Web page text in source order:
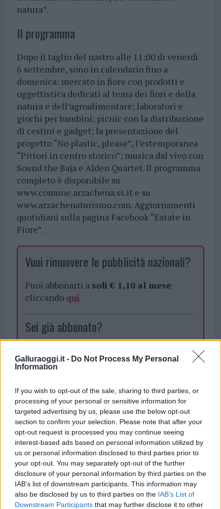
Galluraoggi.it - Do Not Process My Personal
Information
If you wish to opt-out of the sale, sharing to third parties, or
processing of your personal or sensitive information for
targeted advertising by us, please use the below opt-out
section to confirm your selection. Please note that after your
opt-out request is processed you may continue seeing
interest-based ads based on personal information utilized by
us or personal information disclosed to third parties prior to
your opt-out. You may separately opt-out of the further
disclosure of your personal information by third parties on the
IAB’s list of downstream participants. This information may
also be disclosed by us to third parties on the IAB’s List of
Downstream Participants that may further disclose it to other
natura”.
Il programma
Dopo il taglio del nastro alle 11:00 di venerdì
6 settembre, sono in calendario fino a
domenica: mercato in fiore con prodotti e
oggettistica dedicati al tema dei fiori e della
natura e dell’agroalimentare; laboratori e
giochi per bambini; picnic con la distribuzione
di cestini e gadget; la presentazione del
progetto “No plastic, please”, l’estemporanea
“Pittori in centro storico”; musica dal vivo con
Sound the Baja e Alden Quartet. Il programma
completo è disponibile su
www.comune.arzachena.ss.it e su
www.arzachenaturismo.com. Aggiornamenti
quotidiani sulla pagina Facebook “Estate in
Fiore”.
Vuoi rimuovere le pubblicità nazionali?
Puoi abbonarti a soli € 1,10 al mese
cliccando qui
Sei già abbonato?
sezioneLogin dal menù del sito o
TEMI: Claudia Giagoni
Crico Service
Estate In Fiore
Estate In Fiore Arzachena
Evergreen
Fiori Arzachena
Isola Verde Giardini
Michele Occhioni
Notizie Arzachena
Sgaravatti Land Consortile
Tecnoverde Garden
Verde Arzachena
Vivai Carta
Condividi l'articolo